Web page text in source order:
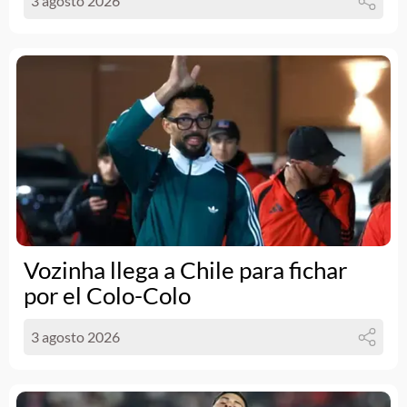
Vozinha llega a Chile para fichar
por el Colo-Colo
3 agosto 2026